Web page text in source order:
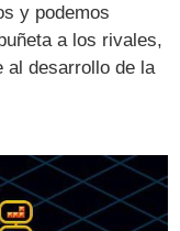
y podemos
a los rivales,
al desarrollo de la